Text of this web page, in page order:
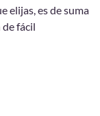
elijas, es de suma
fácil